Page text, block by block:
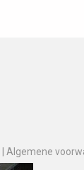
Algemene